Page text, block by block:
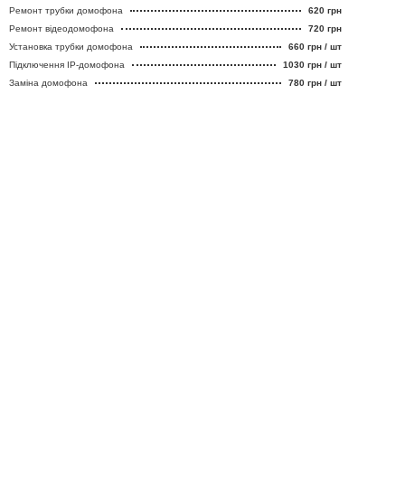
Ремонт трубки домофона
620 грн
Ремонт відеодомофона
720 грн
Установка трубки домофона
660 грн / шт
Підключення IP-домофона
1030 грн / шт
Заміна домофона
780 грн / шт